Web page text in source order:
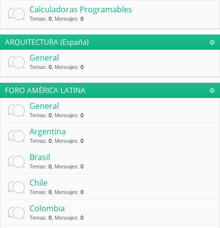
Calculadoras Programables
Temas: 0 Mensajes: 0
ARQUITECTURA (España)
General
Temas: 0 Mensajes: 0
FORO AMÉRICA LATINA
General
Temas: 0 Mensajes: 0
Argentina
Temas: 0 Mensajes: 0
Brasil
Temas: 0 Mensajes: 0
Chile
Temas: 0 Mensajes: 0
Colombia
Temas: 0 Mensajes: 0